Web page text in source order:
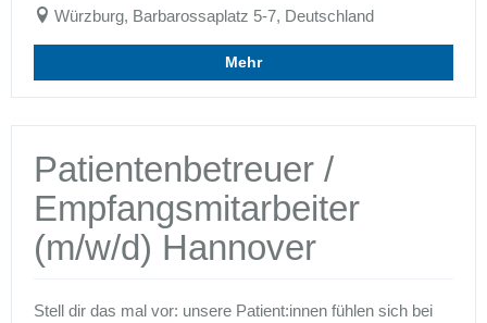
Würzburg, Barbarossaplatz 5-7, Deutschland
Mehr
Patientenbetreuer /
Empfangsmitarbeiter
(m/w/d) Hannover
Stell dir das mal vor: unsere Patient:innen fühlen sich bei